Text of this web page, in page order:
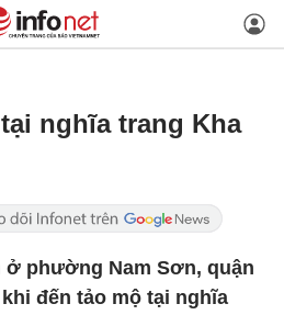
nghĩa trang Kha
ở phường Nam Sơn, quận
đến tảo mộ tại nghĩa